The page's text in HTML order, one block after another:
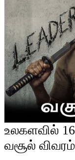
உலகளவில்
வசூல் விவரம்